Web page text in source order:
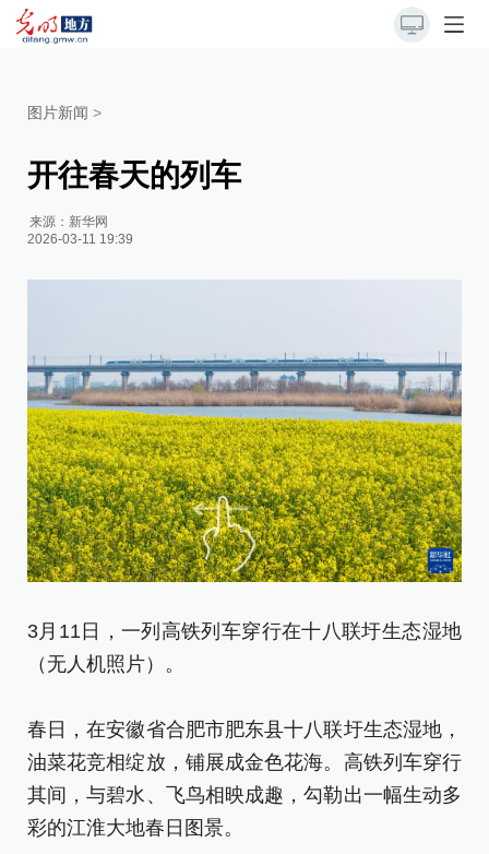
图片新闻 >
开往春天的列车
来源： 新华网
2026-03-11 19:39
3月11日，一列高铁列车穿行在十八联圩生态湿地
（无人机照片）。
春日，在安徽省合肥市肥东县十八联圩生态湿地，
油菜花竞相绽放，铺展成金色花海。高铁列车穿行
其间，与碧水、飞鸟相映成趣，勾勒出一幅生动多
彩的江淮大地春日图景。